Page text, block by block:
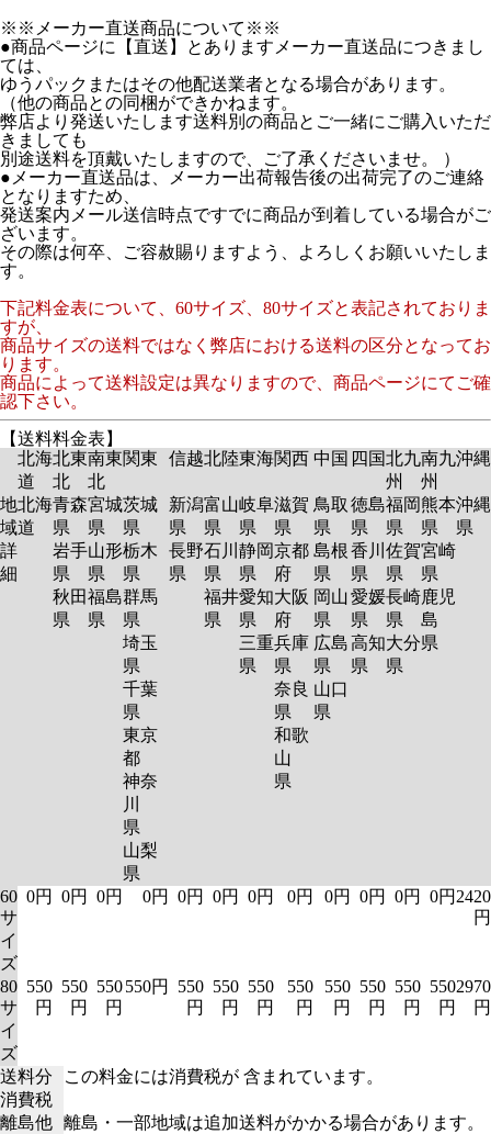
※※メーカー直送商品について※※
●商品ページに【直送】とありますメーカー直送品につきまし
ては、
ゆうパックまたはその他配送業者となる場合があります。
（他の商品との同梱ができかねます。
弊店より発送いたします送料別の商品とご一緒にご購入いただ
きましても
別途送料を頂戴いたしますので、ご了承くださいませ。 ）
●メーカー直送品は、メーカー出荷報告後の出荷完了のご連絡
となりますため、
発送案内メール送信時点ですでに商品が到着している場合がご
ざいます。
その際は何卒、ご容赦賜りますよう、よろしくお願いいたしま
す。
下記料金表について、60サイズ、80サイズと表記されておりま
すが、
商品サイズの送料ではなく弊店における送料の区分となってお
ります。
商品によって送料設定は異なりますので、商品ページにてご確
認下さい。
【送料料金表】
北海
道
北東
北
南東
北
関東 信越北陸東海関西 中国 四国北九
州
南九
州
沖縄
地
域
詳
細
北海
道
青森
県
岩手
県
秋田
県
宮城
県
山形
県
福島
県
茨城
県
栃木
県
群馬
県
埼玉
県
千葉
県
東京
都
神奈
川
県
山梨
県
新潟
県
長野
県
富山
県
石川
県
福井
県
岐阜
県
静岡
県
愛知
県
三重
県
滋賀
県
京都
府
大阪
府
兵庫
県
奈良
県
和歌
山
県
鳥取
県
島根
県
岡山
県
広島
県
山口
県
徳島
県
香川
県
愛媛
県
高知
県
福岡
県
佐賀
県
長崎
県
大分
県
熊本
県
宮崎
県
鹿児
島
県
沖縄
県
60
サ
イ
ズ
0円 0円 0円 0円 0円 0円 0円 0円 0円 0円 0円 0円2420
円
80
サ
イ
ズ
550
円
550
円
550
円
550円
550
円
550
円
550
円
550
円
550
円
550
円
550
円
550
円
2970
円
送料分
消費税
この料金には消費税が 含まれています。
離島他 離島・一部地域は追加送料がかかる場合があります。